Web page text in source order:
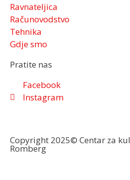
Ravnateljica
Računovodstvo
Tehnika
Gdje smo
Pratite nas
Facebook
Instagram
Copyright 2025© Centar za
Romberg